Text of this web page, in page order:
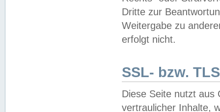
Dritte zur
Weitergabe zu
erfolgt nicht.
SSL- bzw.
Diese Seite nutzt aus
vertraulicher Inhalte,